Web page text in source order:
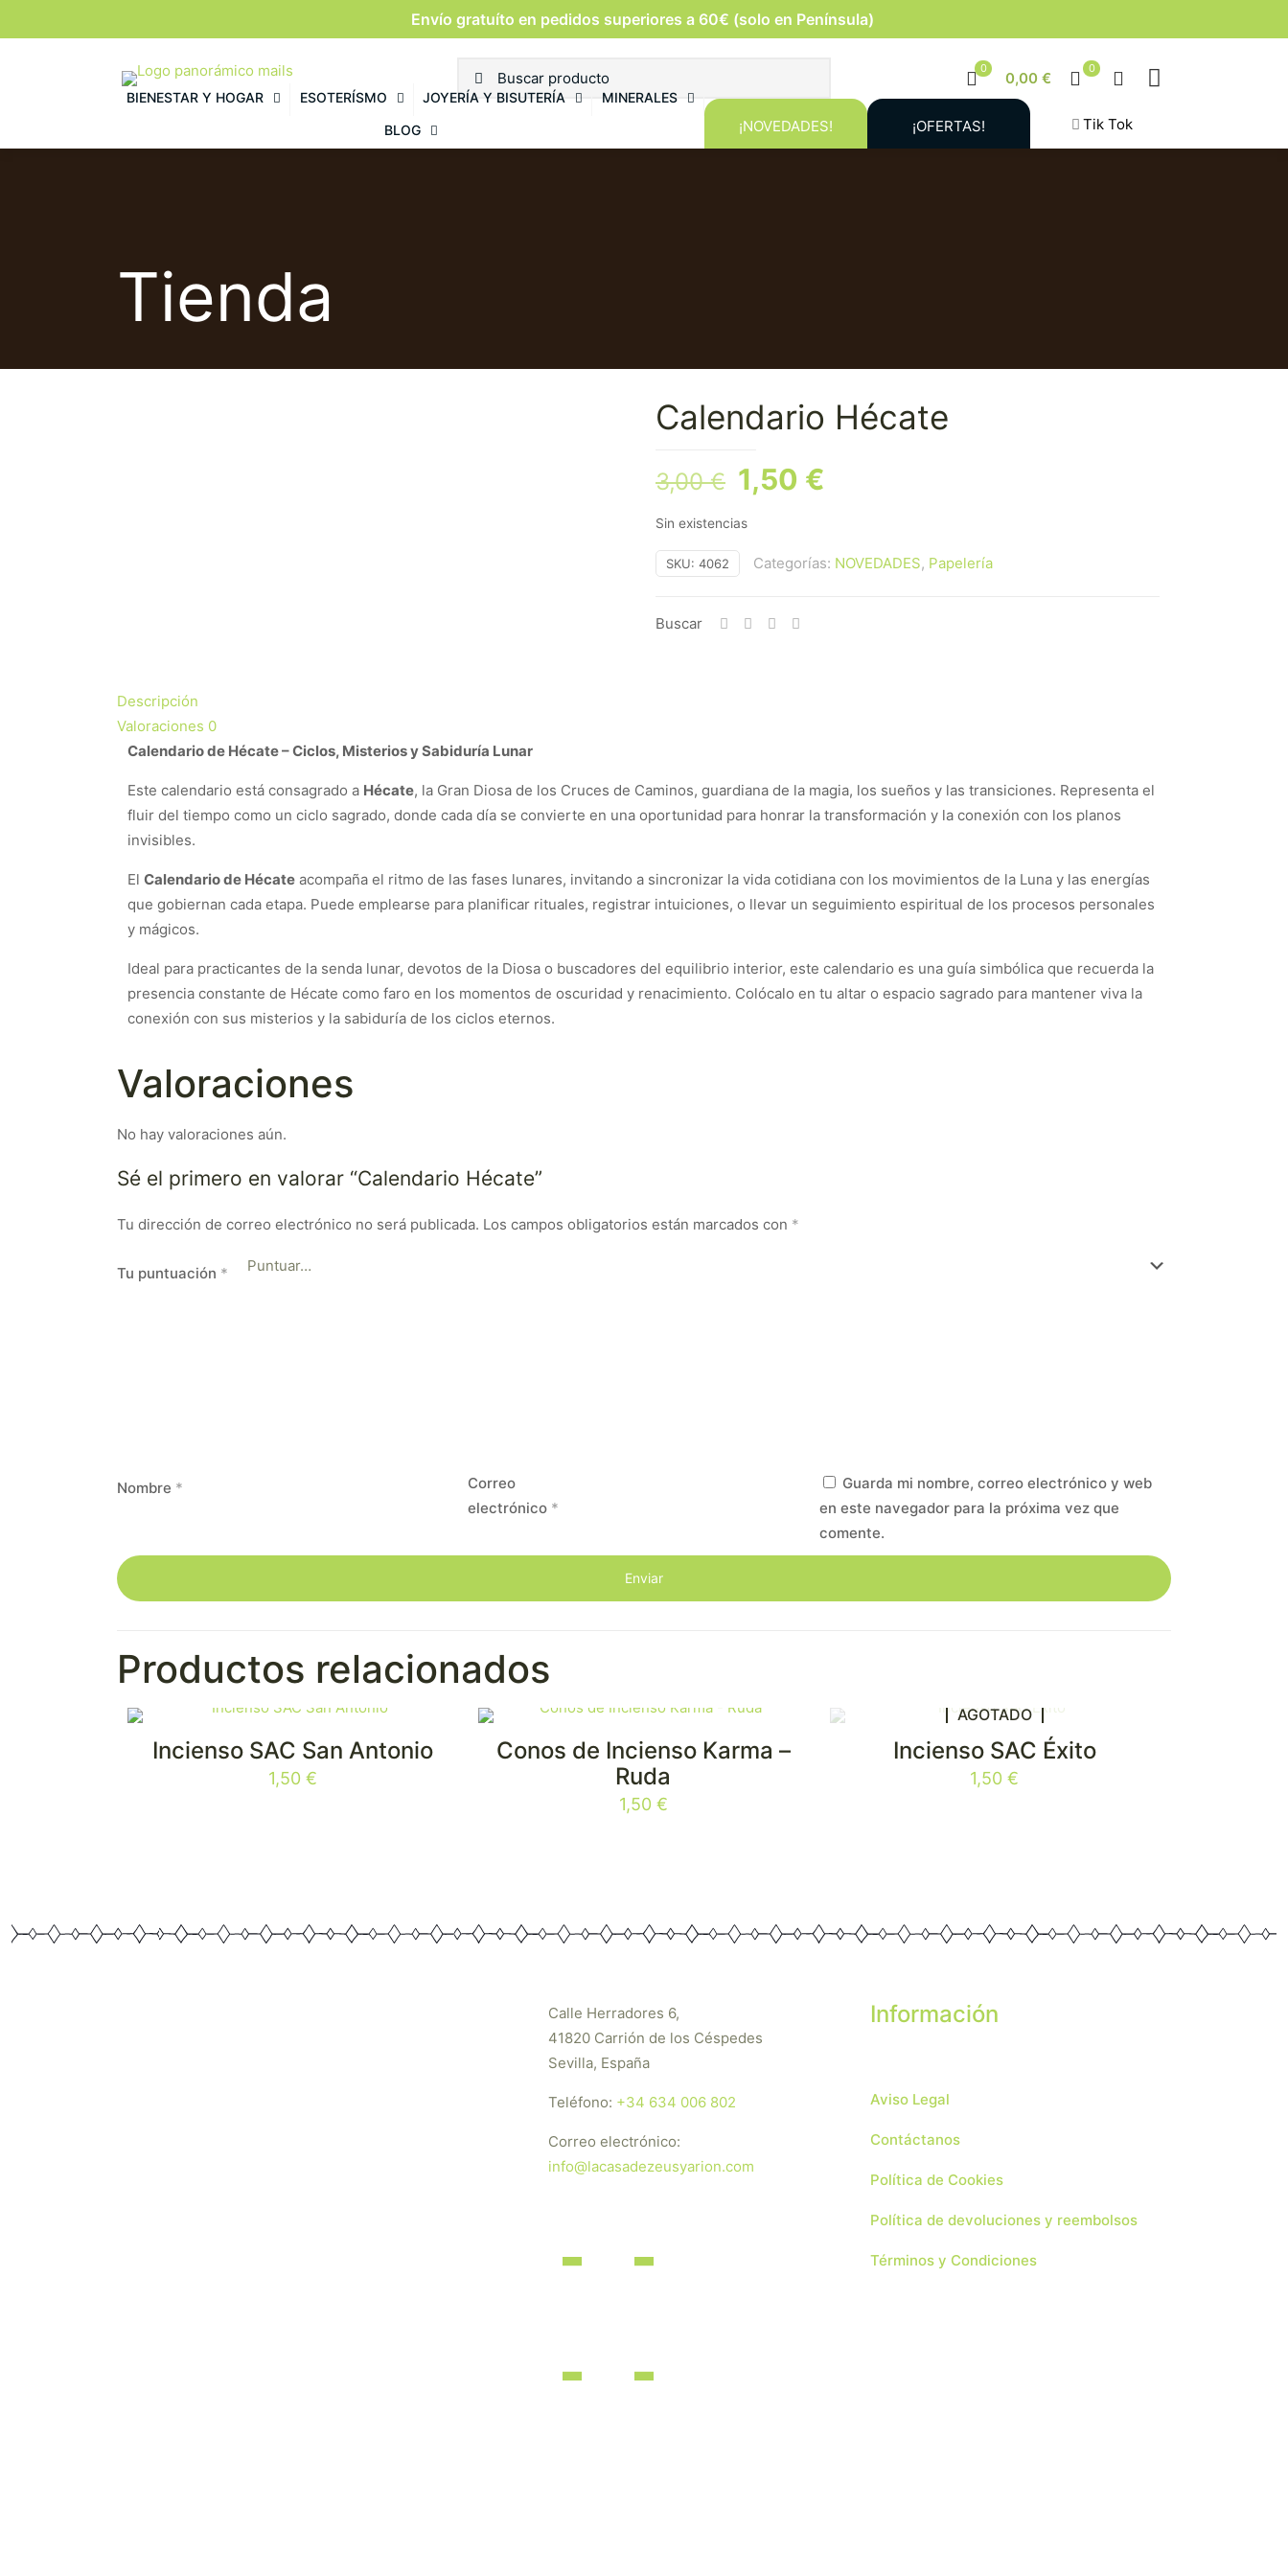
Envío gratuíto en pedidos superiores a 60€ (solo en Península)
0
0,00 €
0
BIENESTAR Y HOGAR ESOTERÍSMO JOYERÍA Y BISUTERÍA
MINERALES
BLOG
¡NOVEDADES! ¡OFERTAS! Tik Tok
Tienda
Calendario Hécate
3,00€ El
precio
original
era:
1,50 €
es:
Sin existencias
SKU: 4062 Categorías: NOVEDADES, Papelería
Buscar
Descripción
Valoraciones 0
Calendario de Hécate – Ciclos, Misterios y Sabiduría Lunar
Este calendario está consagrado a Hécate, la Gran Diosa de los Cruces de Caminos, guardiana de la magia, los sueños y las transiciones. Representa el
fluir del tiempo como un ciclo sagrado, donde cada día se convierte en una oportunidad para honrar la transformación y la conexión con los planos
invisibles.
El Calendario de Hécate acompaña el ritmo de las fases lunares, invitando a sincronizar la vida cotidiana con los movimientos de la Luna y las energías
que gobiernan cada etapa. Puede emplearse para planificar rituales, registrar intuiciones, o llevar un seguimiento espiritual de los procesos personales
y mágicos.
Ideal para practicantes de la senda lunar, devotos de la Diosa o buscadores del equilibrio interior, este calendario es una guía simbólica que recuerda la
presencia constante de Hécate como faro en los momentos de oscuridad y renacimiento. Colócalo en tu altar o espacio sagrado para mantener viva la
conexión con sus misterios y la sabiduría de los ciclos eternos.
Valoraciones
No hay valoraciones aún.
Sé el primero en valorar “Calendario Hécate”
Tu dirección de correo electrónico no será publicada. Los campos obligatorios están marcados con *
Tu puntuación *
Nombre *
Correo
electrónico *
Guarda mi nombre, correo electrónico y web
en este navegador para la próxima vez que
comente.
Productos relacionados
Incienso SAC San Antonio
1,50 €
Conos de Incienso Karma –
Ruda
1,50 €
AGOTADO
Incienso SAC Éxito
1,50€
Calle Herradores 6,
41820 Carrión de los Céspedes
Sevilla, España
Teléfono: +34 634 006 802
Correo electrónico:
info@lacasadezeusyarion.com
Información
Aviso Legal
Contáctanos
Política de Cookies
Política de devoluciones y reembolsos
Términos y Condiciones